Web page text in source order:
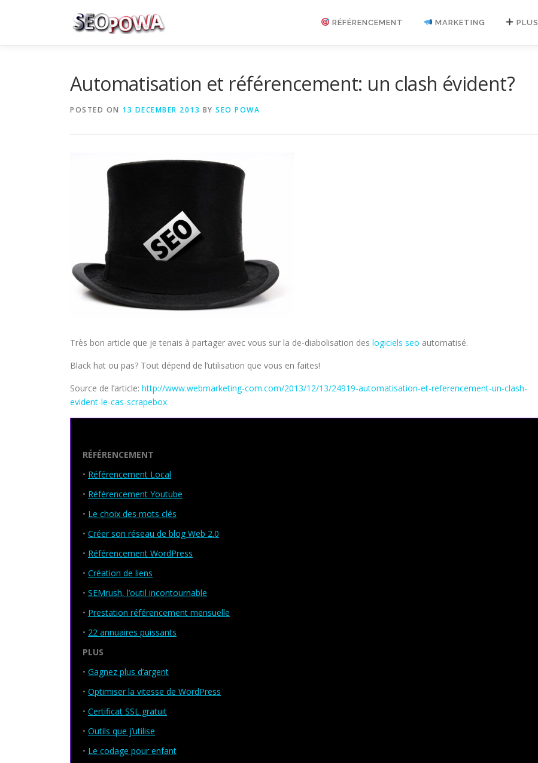
RÉFÉRENCEMENT MARKETING PLUS
Automatisation et référencement: un clash évident?
POSTED ON 13 DECEMBER 2013 BY SEO POWA
Très bon article que je tenais à partager avec vous sur la de-diabolisation des logiciels seo automatisé.
Black hat ou pas? Tout dépend de l’utilisation que vous en faites!
Source de l’article: http://www.webmarketing-com.com/2013/12/13/24919-automatisation-et-referencement-un-clash-
evident-le-cas-scrapebox
RÉFÉRENCEMENT
• Référencement Local
• Référencement Youtube
• Le choix des mots clés
• Créer son réseau de blog Web 2.0
• Référencement WordPress
• Création de liens
• SEMrush, l’outil incontournable
• Prestation référencement mensuelle
• 22 annuaires puissants
PLUS
• Gagnez plus d’argent
• Optimiser la vitesse de WordPress
• Certificat SSL gratuit
• Outils que j’utilise
• Le codage pour enfant